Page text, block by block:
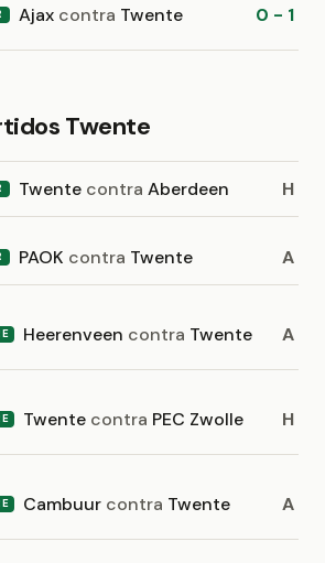
Ajax contra Twente 0 - 1
Twente
Twente contra Aberdeen H
PAOK contra Twente A
Heerenveen contra Twente A
Twente contra PEC Zwolle H
Cambuur contra Twente A